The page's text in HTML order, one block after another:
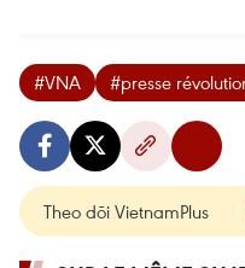
#VNA #presse
Theo dõi VietnamPlus